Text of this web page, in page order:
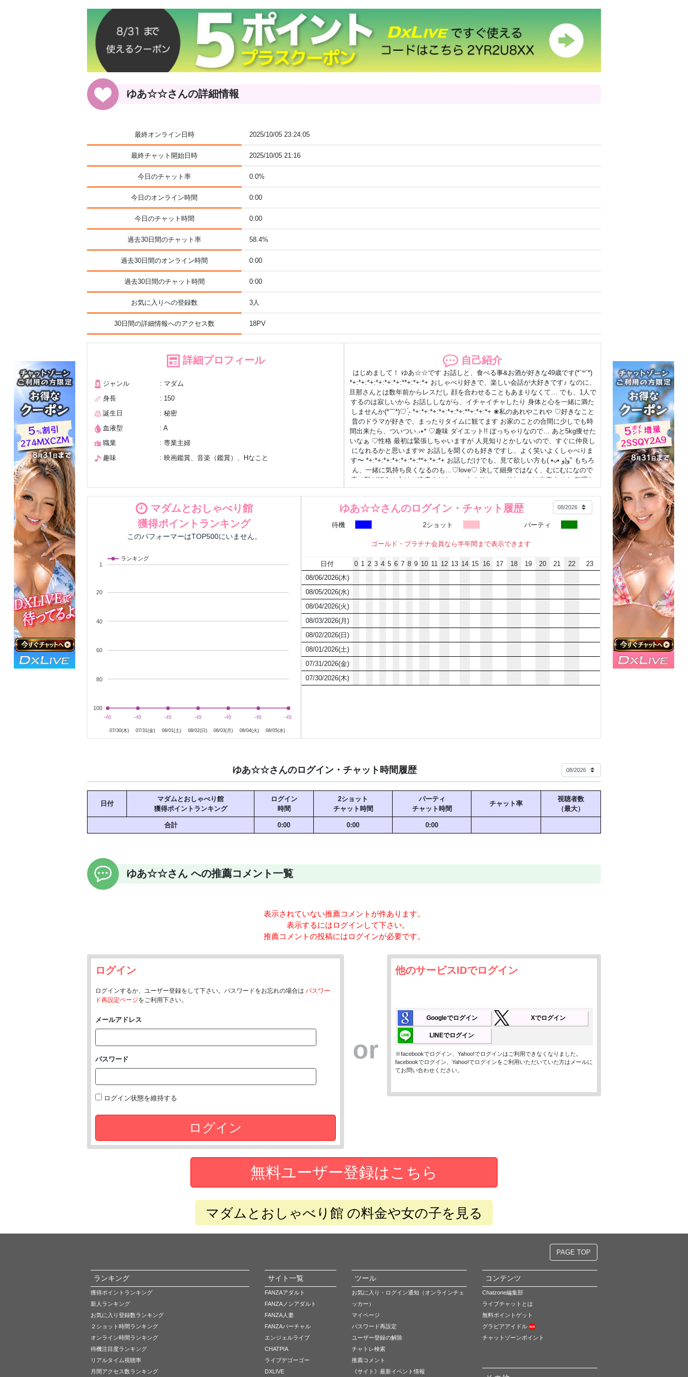
ゆあ☆☆さんの詳細情報
最終オンライン日時 2025/10/05 23:24:05
最終チャット開始日時 2025/10/05 21:16
今日のチャット率 0.0%
今日のオンライン時間 0:00
今日のチャット時間 0:00
過去30日間のチャット率 58.4%
過去30日間のオンライン時間 0:00
過去30日間のチャット時間 0:00
お気に入りへの登録数 3人
30日間の詳細情報へのアクセス数 18PV
詳細プロフィール
ジャンル
: マダム
身長
: 150
誕生日
: 秘密
血液型
: A
職業
: 専業主婦
趣味
: 映画鑑賞、音楽（鑑賞）、Hなこと
自己紹介
はじめまして！ ゆあ☆☆です お話しと、食べる事&お酒が好きな49歳です(*´꒳`*)
*+:*+:*+:*+:*+:*+:**+:*+:*+ おしゃべり好きで、楽しい会話が大好きです♪ なのに、
旦那さんとは数年前からレスだし 顔を合わせることもあまりなくて… でも、1人で
するのは寂しいから お話ししながら、イチャイチャしたり 身体と心を一緒に満た
しませんか(*´˘`*)♡ ̖́- *+:*+:*+:*+:*+:*+:**+:*+:*+ ❀私のあれやこれや ♡好きなこと
昔のドラマが好きで、まったりタイムに観てます お家のことの合間に少しでも時
間出来たら、ついつい.‎˖٭* ♡趣味 ダイエット!! ぽっちゃりなので… あと5kg痩せた
いなぁ ♡性格 最初は緊張しちゃいますが 人見知りとかしないので、すぐに仲良し
になれるかと思います୨୧ お話しを聞くのも好きですし、よく笑いよくしゃべりま
す〜 *+:*+:*+:*+:*+:*+:**+:*+:*+ お話しだけでも、見て欲しい方も( •ᴗ• و(و" もちろ
ん、一緒に気持ち良くなるのも…♡love♡ 決して細身ではなく、むにむになので
痩せ型が好みの方はご遠慮ください… あまりにハードなことは出来ません 無理な
ことはお断りさせていただきます(•ө•) *+:*+:*+:*+:*+:*+:**+:*+:*+ お気に入り登録&
ウインクしていただき、嬉しいです☻ 出逢いに感謝⋆˚✿˖°
*+:*+:*+:*+:*+:*+:**+:*+:*+
マダムとおしゃべり館
獲得ポイントランキング
このパフォーマーはTOP500にいません。
ランキング
7月31日
1
20
40
60
80
100
-位
-位 -位
-位 -位
-位 -位
-位 -位
-位 -位
-位 -位
-位
07/30(木) 07/31(金) 08/01(土) 08/02(日) 08/03(月) 08/04(火) 08/05(水)
ゆあ☆☆さんのログイン・チャット履歴
待機 2ショット パーティ
ゴールド・プラチナ会員なら半年間まで表示できます
日付 0 1 2 3 4 5 6 7 8 9 10 11 12 13 14 15 16 17 18 19 20 21 22
23
08/06/2026(木)
08/05/2026(水)
08/04/2026(火)
08/03/2026(月)
08/02/2026(日)
08/01/2026(土)
07/31/2026(金)
07/30/2026(木)
ゆあ☆☆さんのログイン・チャット時間履歴
日付
マダムとおしゃべり館
獲得ポイントランキング
ログイン
時間
2ショット
チャット時間
パーティ
チャット時間
チャット率
視聴者数
（最大）
合計 0:00 0:00 0:00
ゆあ☆☆さん への推薦コメント一覧
表示されていない推薦コメントが件あります。
表示するにはログインして下さい。
推薦コメントの投稿にはログインが必要です。
ログイン
ログインするか、ユーザー登録をして下さい。パスワードをお忘れの場合は パスワー
ド再設定ページをご利用下さい。
メールアドレス
パスワード
ログイン状態を維持する
ログイン
or
他のサービスIDでログイン
Googleでログイン Xでログイン
LINEでログイン
※facebookでログイン、Yahoo!でログインはご利用できなくなりました。
facebookでログイン、Yahoo!でログインをご利用いただいていた方はメールに
てお問い合わせください。
無料ユーザー登録はこちら
マダムとおしゃべり館 の料金や女の子を見る
PAGE TOP
ランキング
獲得ポイントランキング
新人ランキング
お気に入り登録数ランキング
２ショット時間ランキング
オンライン時間ランキング
待機注目度ランキング
リアルタイム視聴率
月間アクセス数ランキング
サイト一覧
FANZAアダルト
FANZAノンアダルト
FANZA人妻
FANZAバーチャル
エンジェルライブ
CHATPIA
ライブデゴーゴー
DXLIVE
ツール
お気に入り・ログイン通知（オンラインチェ
ッカー）
マイページ
パスワード再設定
ユーザー登録の解除
チャトレ検索
推薦コメント
《サイト》最新イベント情報
コンテンツ
Chatzone編集部
ライブチャットとは
無料ポイントゲット
グラビアアイドル
チャットゾーンポイント